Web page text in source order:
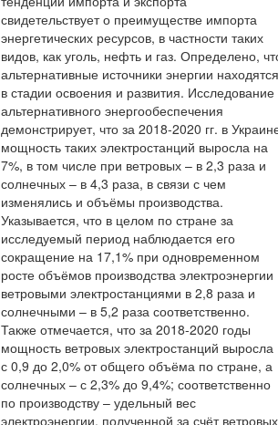
свидетельствует о преимуществе импорта
энергетических ресурсов, в частности таких
видов, как уголь, нефть и газ. Определено,
альтернативные источники энергии находятся
в стадии освоения и развития. Исследование
альтернативного энергообеспечения
демонстрирует, что за 2018-2020 гг. в
мощность таких электростанций выросла на
7%, в том числе при ветровых – в 2,3 раза и
солнечных – в 4,3 раза, в связи с чем
изменялись и объёмы производства.
Указывается, что в целом по стране за
исследуемый период наблюдается его
сокращение на 17,1% при одновременном
росте объёмов производства электроэнергии
ветровыми электростанциями в 2,8 раза и
солнечными – в 5,2 раза соответственно.
Также отмечается, что за 2018-2020 годы
мощность ветровых электростанций выросла
с 0,9 до 2,0% от общего объёма по стране, а
солнечных – с 2,3% до 9,4%; соответственно
по производству – удельный вес
электроэнергии, полученной за счёт ветровых